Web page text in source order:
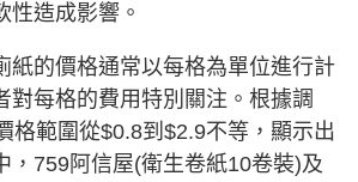
性造成影響。
紙的價格通常以每格為單位進行計
對每格的費用特別關注。根據調
格範圍從$0.8到$2.9不等，顯示出
，759阿信屋(衛生卷紙10卷裝)及